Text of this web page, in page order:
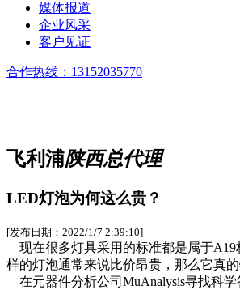
媒体报道
企业风采
客户见证
合作热线： 13152035770
飞利浦陕西总代理
LED灯泡为何这么贵？
[发布日期：2022/1/7 2:39:10]
现在很多灯具采用的标准都是属于A19
样的灯泡通常来说比价昂贵，那么它真
在元器件分析公司MuAnalysis寻找科